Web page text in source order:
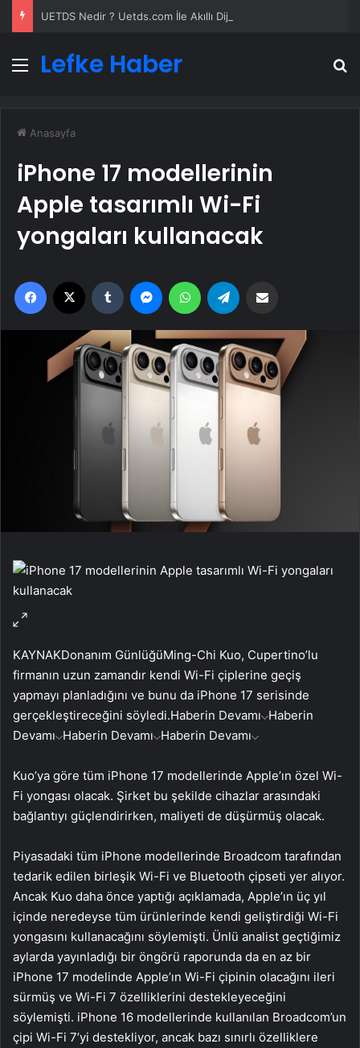
Menü
Lefke Haber
Anasayfa
iPhone 17 modellerinin
Apple tasarımlı Wi-Fi
yongaları kullanacak
Facebook Tumblr MessengerWhatsApp
KAYNAKDonanım GünlüğüMing-Chi Kuo, Cupertino’lu
firmanın uzun zamandır kendi Wi-Fi çiplerine geçiş
yapmayı planladığını ve bunu da iPhone 17 serisinde
gerçekleştireceğini söyledi.Haberin Devamı Haberin
Devamı Haberin Devamı Haberin Devamı
Kuo’ya göre tüm iPhone 17 modellerinde Apple’ın özel Wi-
Fi yongası olacak. Şirket bu şekilde cihazlar arasındaki
bağlantıyı güçlendirirken, maliyeti de düşürmüş olacak.
Piyasadaki tüm iPhone modellerinde Broadcom tarafından
tedarik edilen birleşik Wi-Fi ve Bluetooth çipseti yer alıyor.
Ancak Kuo daha önce yaptığı açıklamada, Apple’ın üç yıl
içinde neredeyse tüm ürünlerinde kendi geliştirdiği Wi-Fi
yongasını kullanacağını söylemişti. Ünlü analist geçtiğimiz
aylarda yayınladığı bir öngörü raporunda da en az bir
iPhone 17 modelinde Apple’ın Wi-Fi çipinin olacağını ileri
sürmüş ve Wi-Fi 7 özelliklerini destekleyeceğini
söylemişti. iPhone 16 modellerinde kullanılan Broadcom’un
çipi Wi-Fi 7’yi destekliyor, ancak bazı sınırlı özelliklere